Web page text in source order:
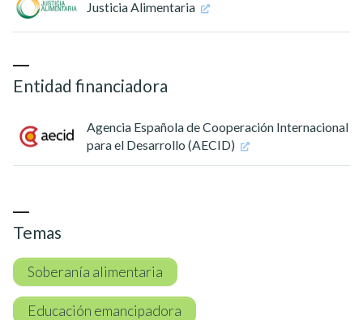
Justicia Alimentaria
Entidad financiadora
Agencia Española de Cooperación Internacional
para el Desarrollo (AECID)
Temas
Soberanía alimentaria
Educación emancipadora